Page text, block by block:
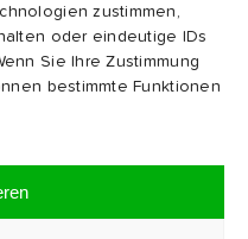
zustimmen,
oder eindeutige IDs
Sie Ihre Zustimmung
bestimmte Funktionen